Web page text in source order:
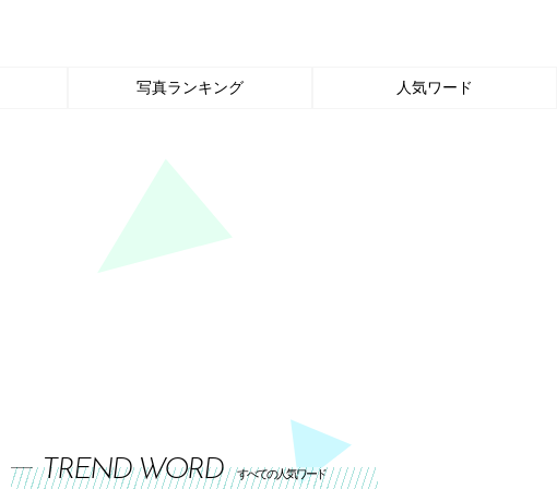
写真ランキング 人気ワード
TREND WORD すべての人気ワード